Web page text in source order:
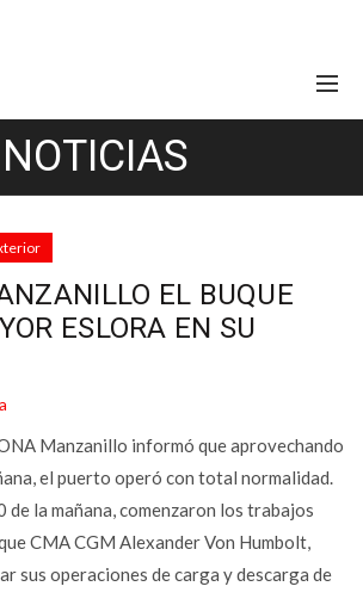
NOTICIAS
EL BUQUE
ESLORA EN SU
Manzanillo informó que aprovechando
el puerto operó con total normalidad.
la mañana, comenzaron los trabajos
CMA CGM Alexander Von Humbolt,
sus operaciones de carga y descarga de